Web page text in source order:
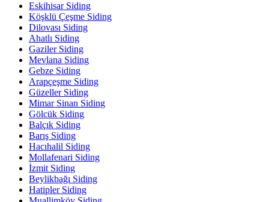
Eskihisar Siding
Köşklü Çeşme Siding
Dilovası Siding
Ahatlı Siding
Gaziler Siding
Mevlana Siding
Gebze Siding
Arapçeşme Siding
Güzeller Siding
Mimar Sinan Siding
Gölcük Siding
Balçık Siding
Barış Siding
Hacıhalil Siding
Mollafenari Siding
İzmit Siding
Beylikbağı Siding
Hatipler Siding